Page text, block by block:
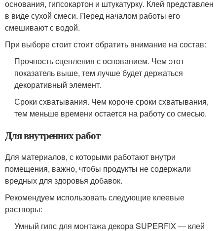
основания, гипсокартон и штукатурку. Клей представлен
в виде сухой смеси. Перед началом работы его
смешивают с водой.
При выборе стоит стоит обратить внимание на состав:
Прочность сцепления с основанием. Чем этот
показатель выше, тем лучше будет держаться
декоративный элемент.
Сроки схватывания. Чем короче сроки схватывания,
тем меньше времени остается на работу со смесью.
Для внутренних работ
Для материалов, с которыми работают внутри
помещения, важно, чтобы продукты не содержали
вредных для здоровья добавок.
Рекомендуем использовать следующие клеевые
растворы:
Умный гипс для монтажа декора SUPERFIX — клей